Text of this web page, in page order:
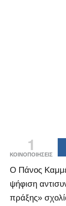
1
ΚΟΙΝΟΠΟΙΗΣΕΙΣ
Ο Πάνος
ψήφιση
πράξης»